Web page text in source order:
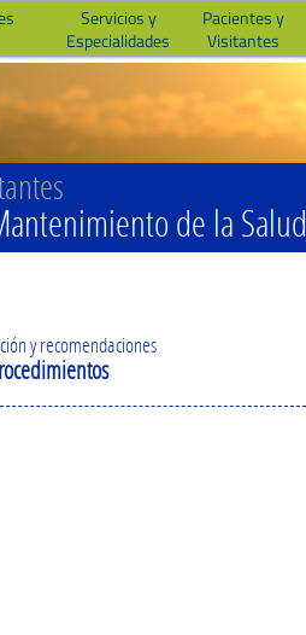
Servicios y
Especialidades
Pacientes y
Visitantes
de la Salud
y recomendaciones